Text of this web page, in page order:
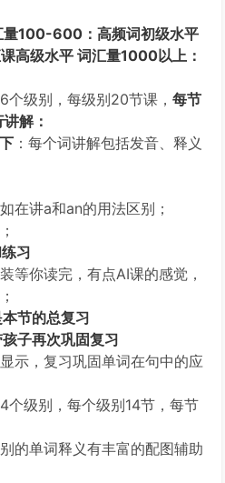
量100-600：高频词初级水平
高级水平 词汇量1000以上：
级别，每级别20节课， 每节
解：
：每个词讲解包括发音、释义
在讲a和an的用法区别；
习
等你读完，有点AI课的感觉，
节的总复习
子再次巩固复习
示，复习巩固单词在句中的应
个级别，每个级别14节，每节
的单词释义有丰富的配图辅助